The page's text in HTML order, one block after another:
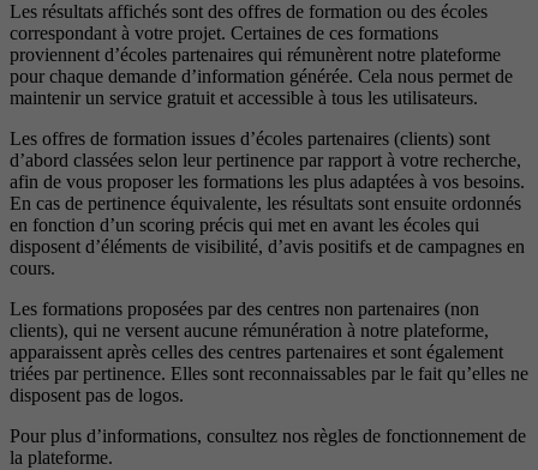
Les résultats affichés sont des offres de formation ou des écoles
correspondant à votre projet. Certaines de ces formations
proviennent d’écoles partenaires qui rémunèrent notre plateforme
pour chaque demande d’information générée. Cela nous permet de
maintenir un service gratuit et accessible à tous les utilisateurs.
Les offres de formation issues d’écoles partenaires (clients) sont
d’abord classées selon leur pertinence par rapport à votre recherche,
afin de vous proposer les formations les plus adaptées à vos besoins.
En cas de pertinence équivalente, les résultats sont ensuite ordonnés
en fonction d’un scoring précis qui met en avant les écoles qui
disposent d’éléments de visibilité, d’avis positifs et de campagnes en
cours.
Les formations proposées par des centres non partenaires (non
clients), qui ne versent aucune rémunération à notre plateforme,
apparaissent après celles des centres partenaires et sont également
triées par pertinence. Elles sont reconnaissables par le fait qu’elles ne
disposent pas de logos.
Pour plus d’informations, consultez nos règles de fonctionnement de
la plateforme.